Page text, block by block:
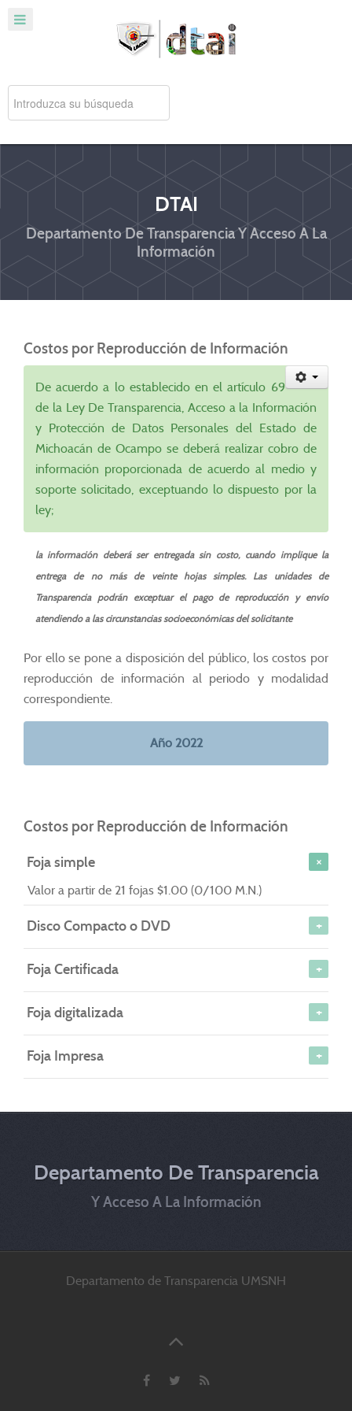
DTAI
Departamento De Transparencia Y Acceso A La
Información
Costos por Reproducción de Información
De acuerdo a lo establecido en el artículo 69
de la Ley De Transparencia, Acceso a la Información
y Protección de Datos Personales del Estado de
Michoacán de Ocampo se deberá realizar cobro de
información proporcionada de acuerdo al medio y
soporte solicitado, exceptuando lo dispuesto por la
ley;
la información deberá ser entregada sin costo, cuando implique la
entrega de no más de veinte hojas simples. Las unidades de
Transparencia podrán exceptuar el pago de reproducción y envío
atendiendo a las circunstancias socioeconómicas del solicitante
Por ello se pone a disposición del público, los costos por
reproducción de información al periodo y modalidad
correspondiente.
Año 2022
Costos por Reproducción de Información
Foja simple
Valor a partir de 21 fojas $1.00 (0/100 M.N.)
Disco Compacto o DVD
Foja Certificada
Foja digitalizada
Foja Impresa
Departamento De Transparencia
Y Acceso A La Información
Departamento de Transparencia UMSNH